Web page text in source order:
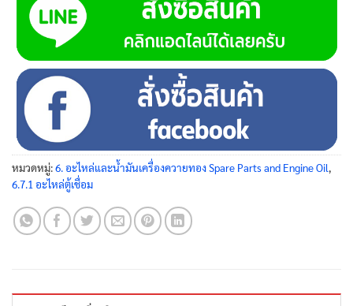
หมวดหมู่:6. อะไหล่และน้ำมันเครื่องควายทอง Spare Parts and Engine Oil
6.7.1 อะไหล่ตู้เชื่อม